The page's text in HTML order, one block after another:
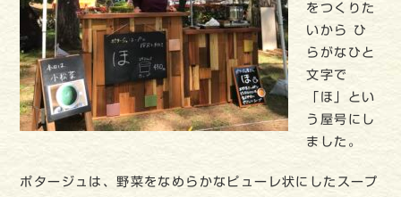
をつくりた
いから ひ
らがなひと
文字で
「ほ」とい
う屋号にし
ました。
ポタージュは、野菜をなめらかなピューレ状にしたスープ